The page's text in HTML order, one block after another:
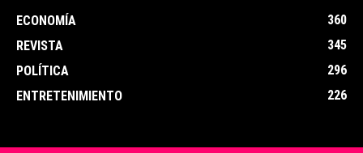
ECONOMÍA
360
REVISTA
345
POLÍTICA
296
ENTRETENIMIENTO
226